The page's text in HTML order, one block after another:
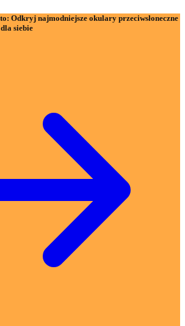
Odkryj najmodniejsze okulary przeciwsłoneczne
siebie